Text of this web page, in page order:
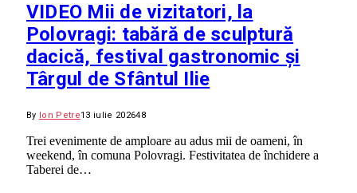
VIDEO Mii de vizitatori, la
Polovragi: tabără de sculptură
dacică, festival gastronomic și
Târgul de Sfântul Ilie
By Ion Petre13 iulie 202648
Trei evenimente de amploare au adus mii de oameni, în
weekend, în comuna Polovragi. Festivitatea de închidere a
Taberei de…